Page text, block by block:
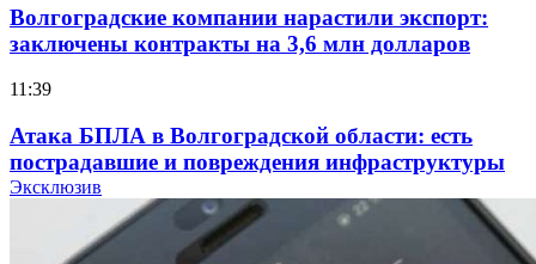
Волгоградские компании нарастили экспорт:
заключены контракты на 3,6 млн долларов
11:39
Атака БПЛА в Волгоградской области: есть
пострадавшие и повреждения инфраструктуры
Волгоградские вузы в топе зарплатного
Эксклюзив